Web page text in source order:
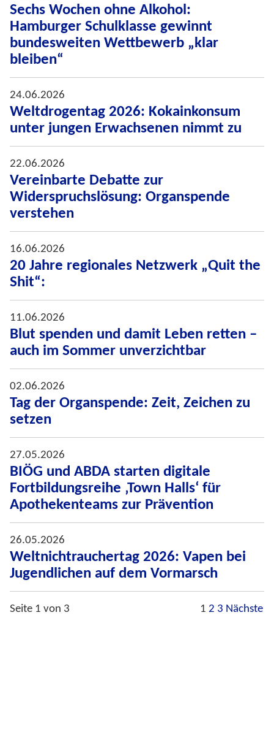
Sechs Wochen ohne Alkohol:
Hamburger Schulklasse gewinnt
bundesweiten Wettbewerb „klar
bleiben“
24.06.2026
Weltdrogentag 2026: Kokainkonsum
unter jungen Erwachsenen nimmt zu
22.06.2026
Vereinbarte Debatte zur
Widerspruchslösung: Organspende
verstehen
16.06.2026
20 Jahre regionales Netzwerk „Quit the
Shit“:
11.06.2026
Blut spenden und damit Leben retten –
auch im Sommer unverzichtbar
02.06.2026
Tag der Organspende: Zeit, Zeichen zu
setzen
27.05.2026
BIÖG und ABDA starten digitale
Fortbildungsreihe ‚Town Halls‘ für
Apothekenteams zur Prävention
26.05.2026
Weltnichtrauchertag 2026: Vapen bei
Jugendlichen auf dem Vormarsch
Seite 1 von 3 1 2 3 Nächste